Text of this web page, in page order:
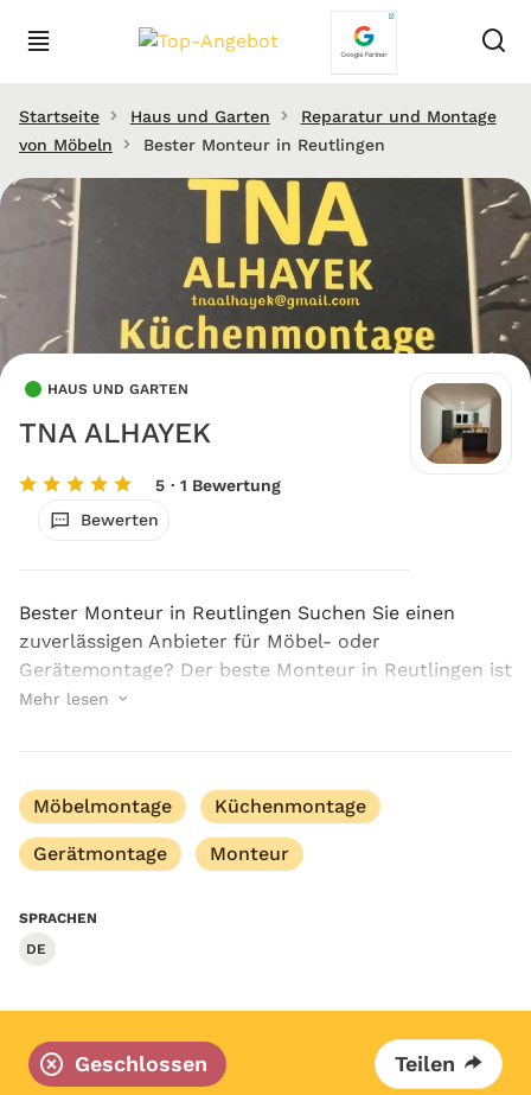
Startseite Haus und Garten
Reparatur und Montage
von Möbeln
Bester Monteur in Reutlingen
HAUS UND GARTEN
TNA ALHAYEK
5 · 1 Bewertung
Bewerten
Bester Monteur in Reutlingen Suchen Sie einen
zuverlässigen Anbieter für Möbel- oder
Gerätemontage? Der beste Monteur in Reutlingen ist
definitiv unser Unternehmen TNA ALHAYEK. Egal ob
Mehr lesen
Möbelmontage Küchenmontage
Gerätmontage Monteur
SPRACHEN
DE
Geschlossen Teilen